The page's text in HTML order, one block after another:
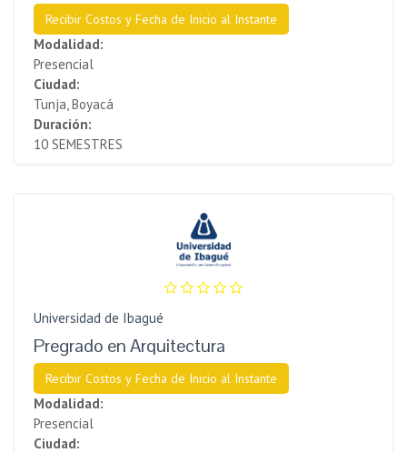
Recibir Costos y Fecha de Inicio al Instante
Modalidad:
Presencial
Ciudad:
Tunja, Boyacá
Duración:
10 SEMESTRES
Universidad de Ibagué
Pregrado en Arquitectura
Recibir Costos y Fecha de Inicio al Instante
Modalidad:
Presencial
Ciudad: